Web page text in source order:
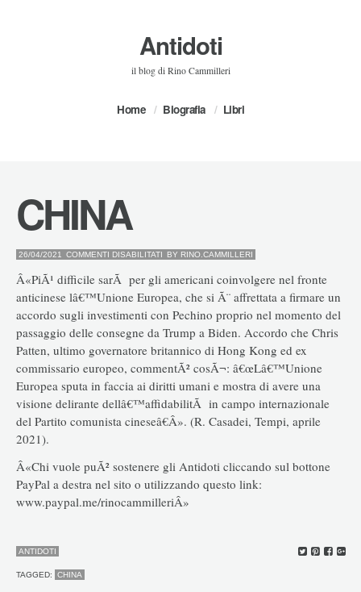
Antidoti
il blog di Rino Cammilleri
Home Biografia Libri
CHINA
26/04/2021 COMMENTI DISABILITATI SU
BY RINO.CAMMILLERI
Â«PiÃ¹ difficile sarÃ per gli americani coinvolgere nel fronte
anticinese lâ€™Unione Europea, che si Ã¨ affrettata a firmare un
accordo sugli investimenti con Pechino proprio nel momento del
passaggio delle consegne da Trump a Biden. Accordo che Chris
Patten, ultimo governatore britannico di Hong Kong ed ex
commissario europeo, commentÃ² cosÃ¬: â€œLâ€™Unione
Europea sputa in faccia ai diritti umani e mostra di avere una
visione delirante dellâ€™affidabilitÃ in campo internazionale
del Partito comunista cineseâ€Â». (R. Casadei, Tempi, aprile
2021).
Â«Chi vuole puÃ² sostenere gli Antidoti cliccando sul bottone
PayPal a destra nel sito o utilizzando questo link:
www.paypal.me/rinocammilleriÂ»
ANTIDOTI
TAGGED: CHINA